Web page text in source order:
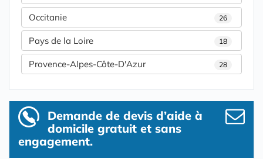
Occitanie 26
Pays de la Loire 18
Provence-Alpes-Côte-D'Azur 28
Demande de devis d’aide à
domicile gratuit et sans
engagement.